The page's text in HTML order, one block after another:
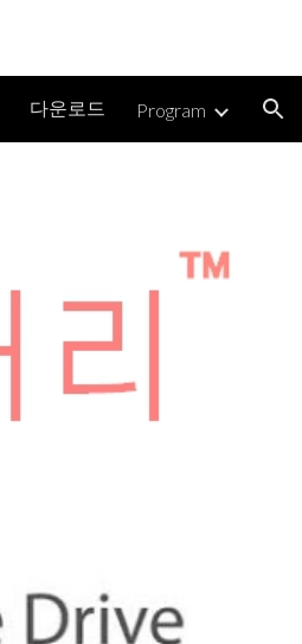
다운로드 Program